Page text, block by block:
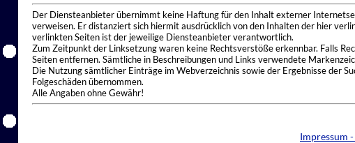
Der Diensteanbieter übernimmt keine Haftung für den Inhalt externer
verweisen. Er distanziert sich hiermit ausdrücklich von den Inhalten der hier
verlinkten Seiten ist der jeweilige Diensteanbieter verantwortlich.
Zum Zeitpunkt der Linksetzung waren keine Rechtsverstöße erkennbar. Falls
Seiten entfernen. Sämtliche in Beschreibungen und Links verwendete
Die Nutzung sämtlicher Einträge im Webverzeichnis sowie der Ergebnisse der
Folgeschäden übernommen.
Alle Angaben ohne Gewähr!
Impressum